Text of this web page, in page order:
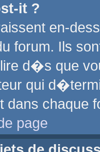
it ?
en-
forum. Ils
d�s que
qui
dans chaque
page